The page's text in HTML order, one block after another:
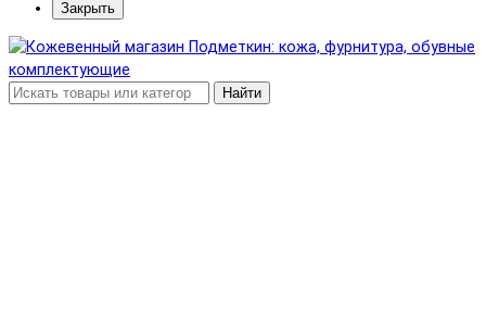
Закрыть
Найти